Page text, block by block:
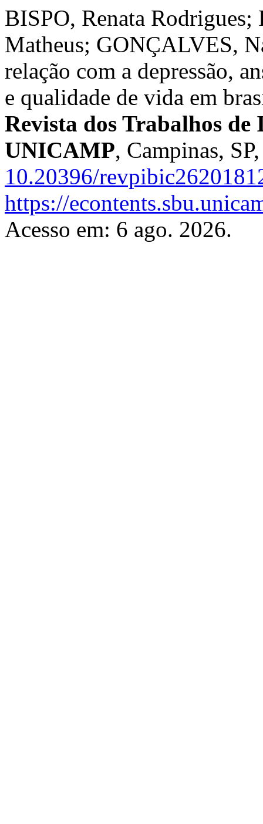
BISPO, Renata
Matheus; GONÇALVES,
relação com a depressão,
e qualidade de vida em
Revista dos Trabalhos
UNICAMP, Campinas,
10.20396/
https://
Acesso em: 6 ago. 2026.